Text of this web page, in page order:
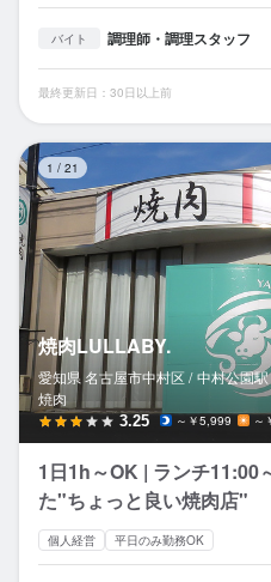
バイト 調理師・調理スタッフ
最終更新日：30日以上前
1 / 21
焼肉LULLABY.
愛知県 名古屋市中村区 / 中村公園駅
焼肉
3.25 ～￥5,999 ～
1日1h～OK | ランチ11:00
た"ちょっと良い焼肉店"
個人経営 平日のみ勤務OK